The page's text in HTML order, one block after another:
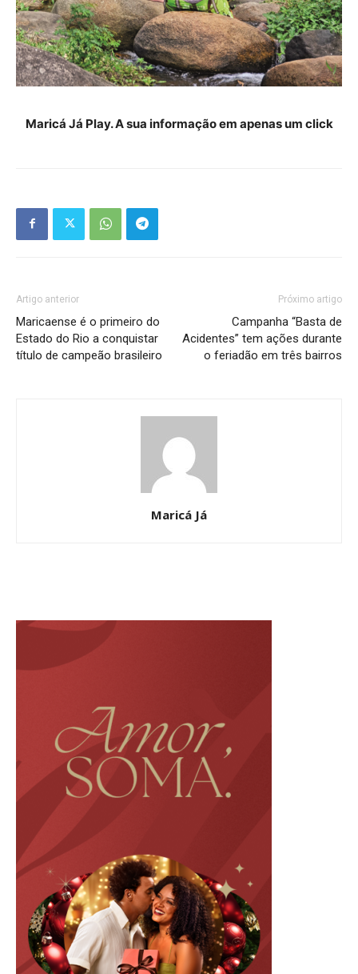
Maricá Já Play. A sua informação em apenas um click
Artigo anterior
Maricaense é o primeiro do
Estado do Rio a conquistar
título de campeão brasileiro
Próximo artigo
Campanha “Basta de
Acidentes” tem ações durante
o feriadão em três bairros
Maricá Já